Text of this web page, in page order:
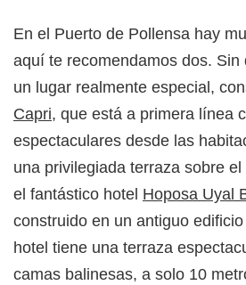
En el Puerto de Pollensa hay
aquí te recomendamos dos. Sin
un lugar realmente especial,
Capri, que está a primera línea
espectaculares desde las
una privilegiada terraza sobre el
el fantástico hotel Hoposa Uyal
construido en un antiguo
hotel tiene una terraza
camas balinesas, a solo 10